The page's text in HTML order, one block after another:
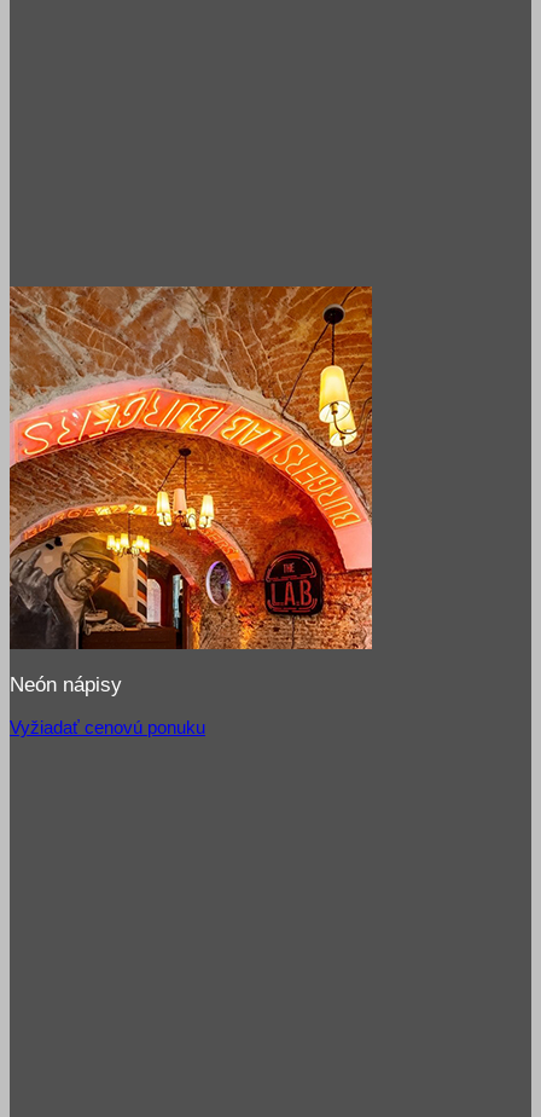
Neón nápisy
Vyžiadať cenovú ponuku